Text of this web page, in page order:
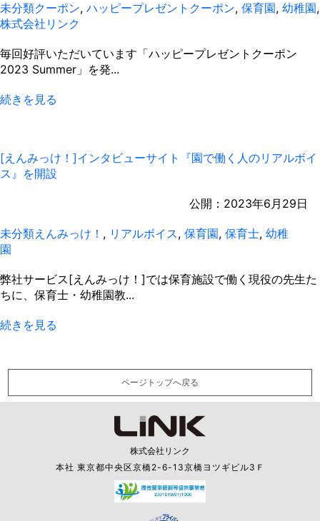
未分類クーポン, ハッピープレゼントクーポン, 保育園, 幼稚園,
株式会社リンク
毎回好評いただいています「ハッピープレゼントクーポン
2023 Summer」を発...
続きを見る
[えんみっけ！]インタビューサイト『園で働く人のリアルボイ
ス』を開設
公開： 2023年6月29日
未分類えんみっけ！ , リアルボイス, 保育園, 保育士, 幼稚
園
弊社サービス[えんみっけ！]では保育施設で働く現役の先生た
ちに、保育士・幼稚園教...
続きを見る
ページトップへ戻る
株式会社リンク
本社 東京都中央区京橋2-6-13京橋ヨツギビル3Ｆ